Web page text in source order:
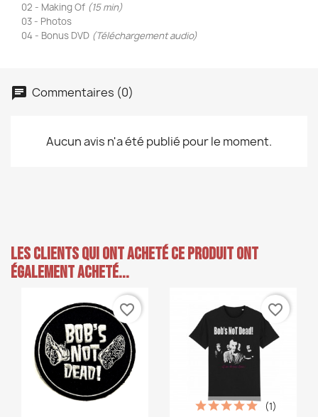
02 - Making Of (15 min)
03 - Photos
04 - Bonus DVD (Téléchargement audio)
Commentaires (0)
Aucun avis n'a été publié pour le moment.
Les clients qui ont acheté ce produit ont
également acheté...
favorite_border
(1)
favorite_border